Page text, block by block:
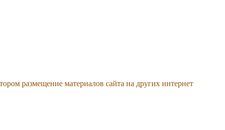
размещение материалов сайта на других интернет